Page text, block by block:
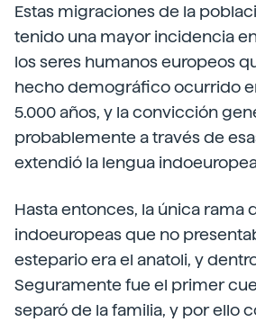
Estas migraciones de la
tenido una mayor incidencia
los seres humanos europeos
hecho demográfico ocurrido
5.000 años, y la convicción
probablemente a través de
extendió la lengua
Hasta entonces, la única rama
indoeuropeas que no
estepario era el anatoli, y
Seguramente fue el primer
separó de la familia, y por ello